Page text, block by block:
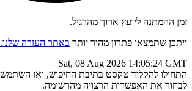
זמן ההמתנה ליועץ ארוך מהרגיל.
ייתכן שתמצאו פתרון מהיר יותר באתר העזרה שלנו.
Sat, 08 Aug 2026 14:05:24 GMT
לבחור את האפשרות הרצויה מהרשימה.